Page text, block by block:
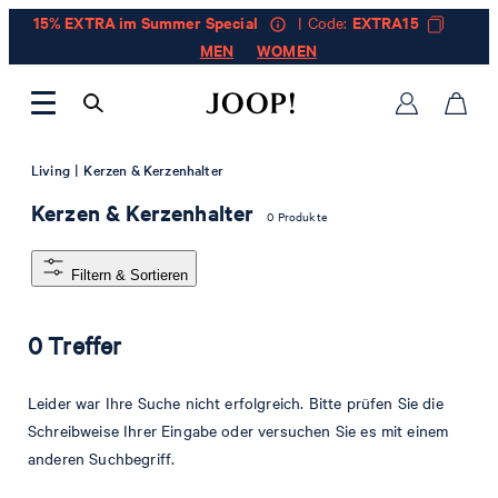
15% EXTRA im Summer Special | Code: EXTRA15
MEN
WOMEN
Living | Kerzen & Kerzenhalter
Kerzen & Kerzenhalter 0 Produkte
Filtern & Sortieren
0 Treffer
Leider war Ihre Suche nicht erfolgreich. Bitte prüfen Sie die
Schreibweise Ihrer Eingabe oder versuchen Sie es mit einem
anderen Suchbegriff.